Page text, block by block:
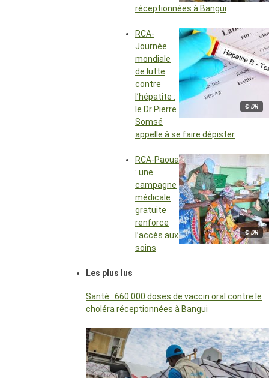
réceptionnées à Bangui
© DR
RCA-
Journée
mondiale
de lutte
contre
l’hépatite :
le Dr Pierre
Somsé
appelle à se faire dépister
© DR
RCA-Paoua
: une
campagne
médicale
gratuite
renforce
l’accès aux
soins
Les plus lus
Santé : 660 000 doses de vaccin oral contre le
choléra réceptionnées à Bangui